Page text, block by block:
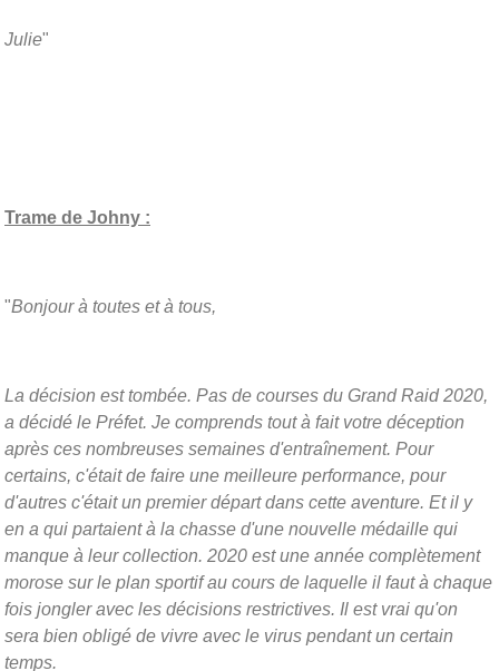
Julie"
Trame de Johny :
"Bonjour à toutes et à tous,
La décision est tombée. Pas de courses du Grand Raid 2020,
a décidé le Préfet. Je comprends tout à fait votre déception
après ces nombreuses semaines d'entraînement. Pour
certains, c'était de faire une meilleure performance, pour
d'autres c'était un premier départ dans cette aventure. Et il y
en a qui partaient à la chasse d'une nouvelle médaille qui
manque à leur collection. 2020 est une année complètement
morose sur le plan sportif au cours de laquelle il faut à chaque
fois jongler avec les décisions restrictives. Il est vrai qu'on
sera bien obligé de vivre avec le virus pendant un certain
temps.